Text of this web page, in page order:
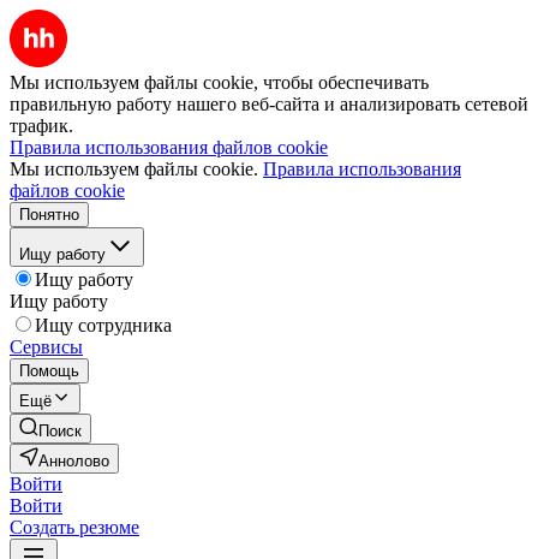
Мы используем файлы cookie, чтобы обеспечивать
правильную работу нашего веб-сайта и анализировать сетевой
трафик.
Правила использования файлов cookie
Мы используем файлы cookie. Правила использования
файлов cookie
Понятно
Ищу работу
Ищу работу
Ищу работу
Ищу сотрудника
Сервисы
Помощь
Ещё
Поиск
Аннолово
Войти
Войти
Создать резюме